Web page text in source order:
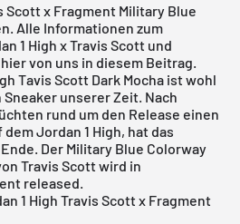
Scott x Fragment Military Blue
Alle Informationen zum
1 High x Travis Scott und
von uns in diesem Beitrag.
Tavis Scott Dark Mocha ist wohl
unserer Zeit. Nach
rund um den Release einen
Jordan 1 High, hat das
Der Military Blue Colorway
Travis Scott wird in
released.
1 High Travis Scott x Fragment